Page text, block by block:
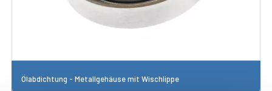
Ölabdichtung - Metallgehäuse mit Wischlippe